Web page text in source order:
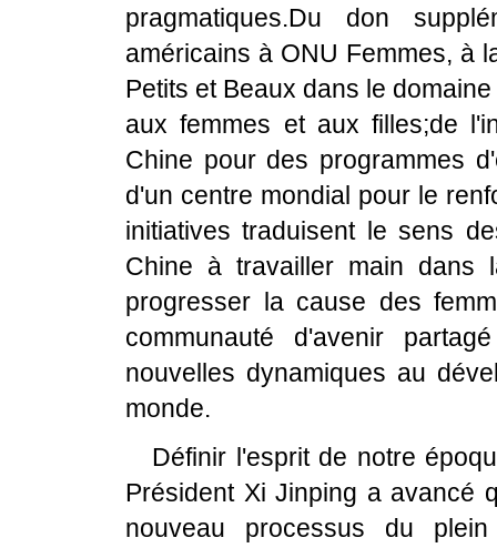
pragmatiques.Du don
américains à ONU Femmes,
Petits et Beaux dans le
aux femmes et aux filles;de
Chine pour des programmes
d'un centre mondial pour le
initiatives traduisent le sens
Chine à travailler main
progresser la cause des
communauté d'avenir
nouvelles dynamiques au
monde.
Définir l'esprit de notre
Président Xi Jinping a avancé
nouveau processus du